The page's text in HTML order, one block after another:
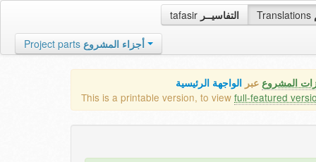
tafasir التفاسيــر Translations
Project parts أجزاء المشروع
المشروع عبر الواجهة الرئيسية
This is a printable version, to view full-featured